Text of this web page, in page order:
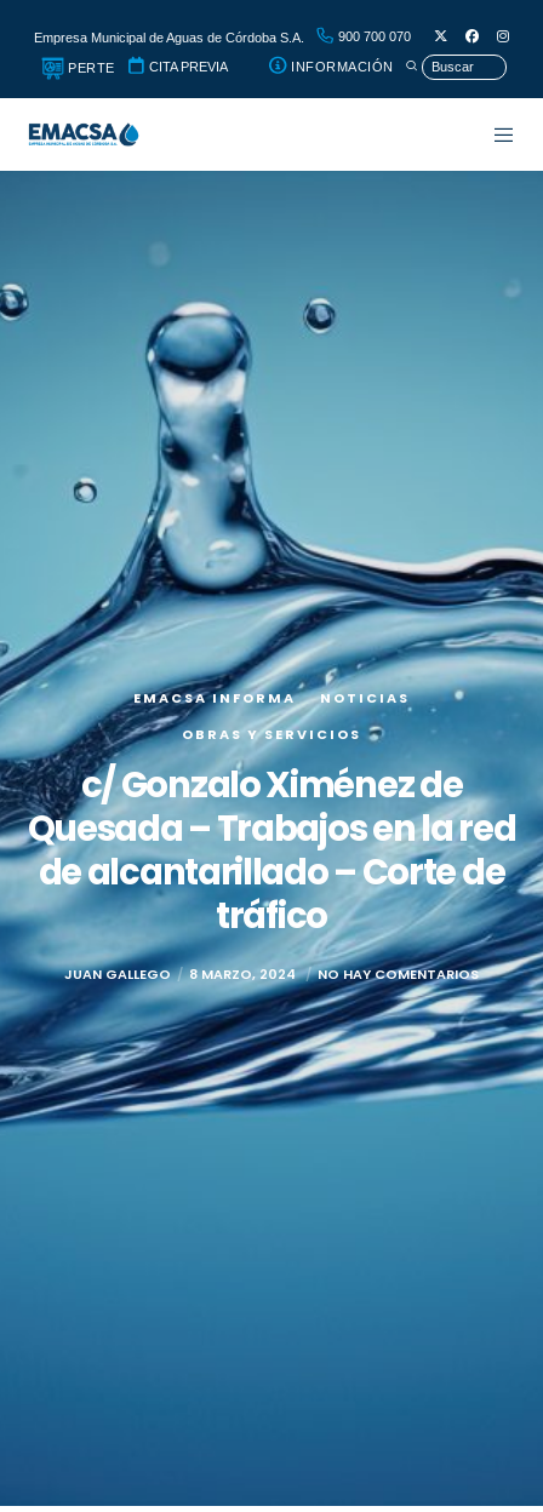
Empresa Municipal de Aguas de Córdoba S.A. 900 700 070
PERTE CITA PREVIA INFORMACIÓN
EMACSA INFORMA
NOTICIAS
OBRAS Y SERVICIOS
c/ Gonzalo Ximénez de
Quesada – Trabajos en la red
de alcantarillado – Corte de
tráfico
JUAN GALLEGO 8 MARZO, 2024 NO HAY COMENTARIOS